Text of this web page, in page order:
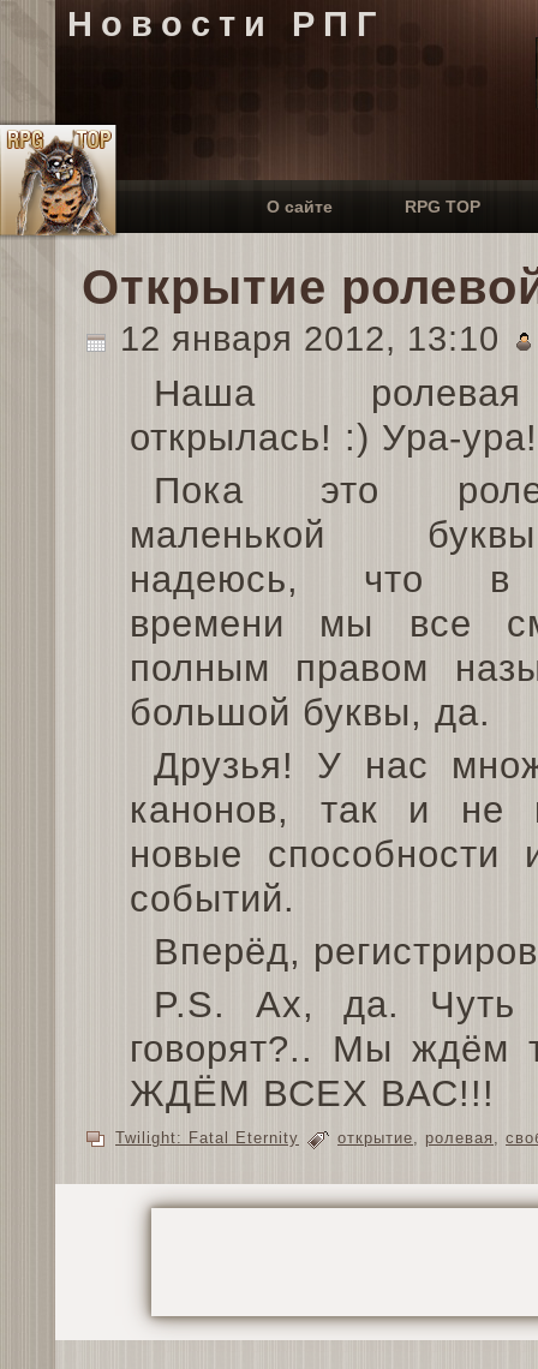
Новости РПГ
О сайте RPG TOP
Открытие
12 января 2012, 13:10
Наша
открылась! :) Ура-ура!
Пока это
маленькой
надеюсь, что в
времени мы все
полным правом
большой буквы, да.
Друзья! У нас
канонов, так и не
новые способности
событий.
Вперёд,
P.S. Ах, да. Чуть
говорят?.. Мы ждём
ЖДЁМ ВСЕХ ВАС!!!
Twilight: Fatal Eternity открытие, ролевая ,